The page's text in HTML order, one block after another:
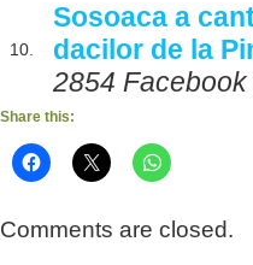
10.
Sosoaca a
dacilor de la
2854
Share this:
Comments are closed.